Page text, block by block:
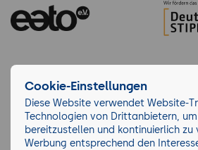
Über 10.279 Unternehmen
GFU
Cookie-Einstellungen
Diese Website verwendet Website-
Technologien von Drittanbietern,
bereitzustellen und kontinuierlich zu
Werbung entsprechend den